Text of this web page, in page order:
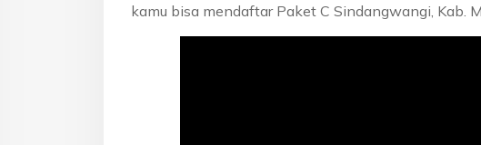
kamu bisa mendaftar Paket C Sindangwangi, Kab.